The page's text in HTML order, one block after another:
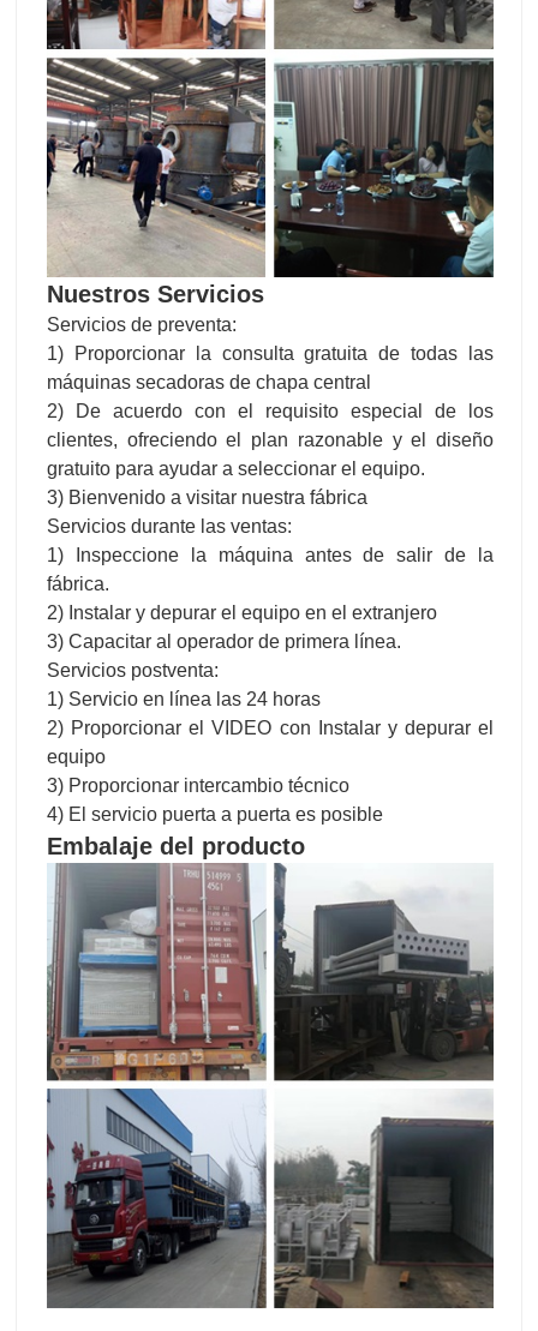
Nuestros Servicios
Servicios de preventa:
1) Proporcionar la consulta gratuita de todas las
máquinas secadoras de chapa central
2) De acuerdo con el requisito especial de los
clientes, ofreciendo el plan razonable y el diseño
gratuito para ayudar a seleccionar el equipo.
3) Bienvenido a visitar nuestra fábrica
Servicios durante las ventas:
1) Inspeccione la máquina antes de salir de la
fábrica.
2) Instalar y depurar el equipo en el extranjero
3) Capacitar al operador de primera línea.
Servicios postventa:
1) Servicio en línea las 24 horas
2) Proporcionar el VIDEO con Instalar y depurar el
equipo
3) Proporcionar intercambio técnico
4) El servicio puerta a puerta es posible
Embalaje del producto